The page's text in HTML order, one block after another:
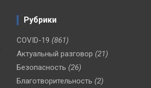
Рубрики
COVID-19 (861)
Актуальный разговор (21)
Безопасность (26)
Благотворительность (2)